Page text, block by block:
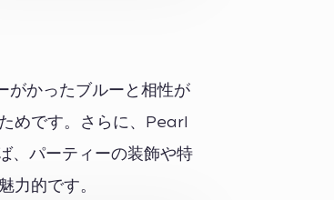
かったブルーと相性が
めです。さらに、Pearl
、パーティーの装飾や特
的です。